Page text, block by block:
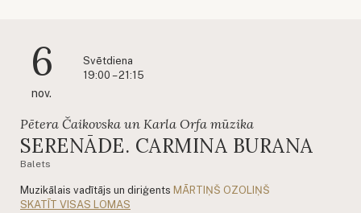
6
nov.
Svētdiena
19:00 – 21:15
Pētera Čaikovska un Karla Orfa mūzika
SERENĀDE. CARMINA BURANA
Balets
Muzikālais vadītājs un diriģents MĀRTIŅŠ OZOLIŅŠ
SKATĪT VISAS LOMAS